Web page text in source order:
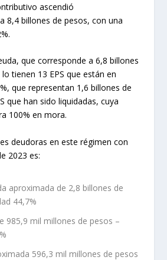
ascendió
8,4 billones de pesos, con una
que corresponde a 6,8 billones
tienen 13 EPS que están en
que representan 1,6 billones de
que han sido liquidadas, cuya
100% en mora.
deudoras en este régimen con
2023 es:
aproximada de 2,8 billones de
44,7%
985,9 mil millones de pesos –
596,3 mil millones de pesos